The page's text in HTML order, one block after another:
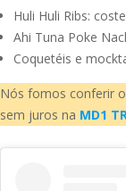
Huli Huli Ribs:
Ahi Tuna Poke
Coquetéis e
Nós fomos conferir
sem juros na MD1